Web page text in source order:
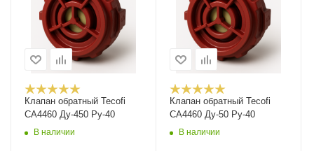
Клапан обратный Tecofi
CA4460 Ду-450 Ру-40
В наличии
Клапан обратный Tecofi
CA4460 Ду-50 Ру-40
В наличии